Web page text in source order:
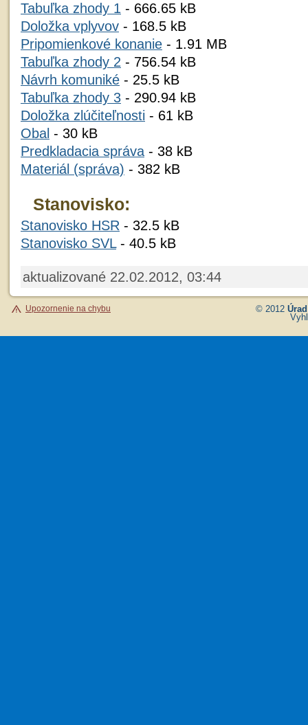
Tabuľka zhody 1 - 666.65 kB
Doložka vplyvov - 168.5 kB
Pripomienkové konanie - 1.91 MB
Tabuľka zhody 2 - 756.54 kB
Návrh komuniké - 25.5 kB
Tabuľka zhody 3 - 290.94 kB
Doložka zlúčiteľnosti - 61 kB
Obal - 30 kB
Predkladacia správa - 38 kB
Materiál (správa) - 382 kB
Stanovisko:
Stanovisko HSR - 32.5 kB
Stanovisko SVL- 40.5 kB
aktualizované 22.02.2012, 03:44
Upozornenie na chybu © 2012